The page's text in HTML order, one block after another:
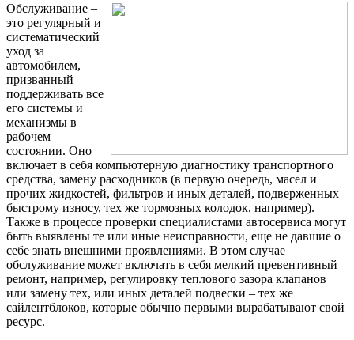
Обслуживание –
это регулярный и
систематический
уход за
автомобилем,
призванный
поддерживать все
его системы и
механизмы в
рабочем
состоянии. Оно
включает в себя компьютерную диагностику транспортного
средства, замену расходников (в первую очередь, масел и
прочих жидкостей, фильтров и иных деталей, подверженных
быстрому износу, тех же тормозных колодок, например).
Также в процессе проверки специалистами автосервиса могут
быть выявлены те или иные неисправности, еще не давшие о
себе знать внешними проявлениями. В этом случае
обслуживание может включать в себя мелкий превентивный
ремонт, например, регулировку теплового зазора клапанов
или замену тех, или иных деталей подвески – тех же
сайлентблоков, которые обычно первыми вырабатывают свой
ресурс.